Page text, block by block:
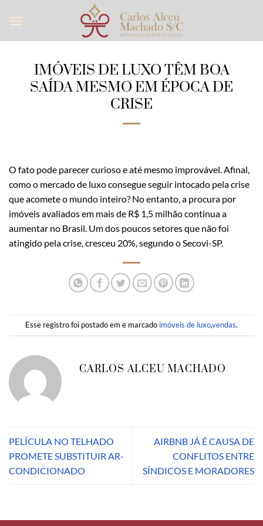
IMÓVEIS DE LUXO TÊM BOA
SAÍDA MESMO EM ÉPOCA DE
CRISE
O fato pode parecer curioso e até mesmo improvável. Afinal,
como o mercado de luxo consegue seguir intocado pela crise
que acomete o mundo inteiro? No entanto, a procura por
imóveis avaliados em mais de R$ 1,5 milhão continua a
aumentar no Brasil. Um dos poucos setores que não foi
atingido pela crise, cresceu 20%, segundo o Secovi-SP.
Esse registro foi postado em e marcado imóveis de luxo,vendas.
CARLOS ALCEU MACHADO
PELÍCULA NO TELHADO
PROMETE SUBSTITUIR AR-
CONDICIONADO
AIRBNB JÁ É CAUSA DE
CONFLITOS ENTRE
SÍNDICOS E MORADORES